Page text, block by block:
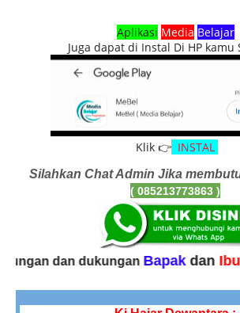
Aplikasi Media Belajar
Juga dapat di Instal Di HP kamu
Klik 👉 INSTAL
Silahkan Chat Admin Jika
( 085213773863 )
dukunganBapakdanIbuGuru